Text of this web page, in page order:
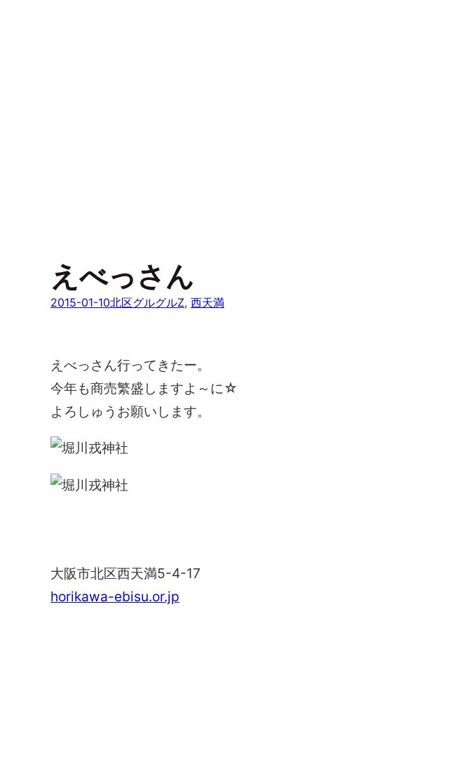
えべっさん
2015-01-10北区グルグルZ, 西天満
えべっさん行ってきたー。
今年も商売繁盛しますよ～に☆
よろしゅうお願いします。
大阪市北区西天満5-4-17
horikawa-ebisu.or.jp